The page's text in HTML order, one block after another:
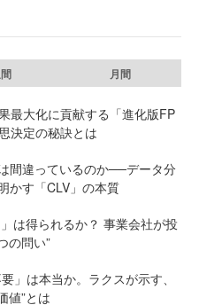
月間
最大化に貢献する「進化版FP
決定の秘訣とは
間違っているのか──データ分
かす「CLV」の本質
は得られるか？ 事業会社が投
の問い”
」は本当か。ラクスが示す、
値”とは